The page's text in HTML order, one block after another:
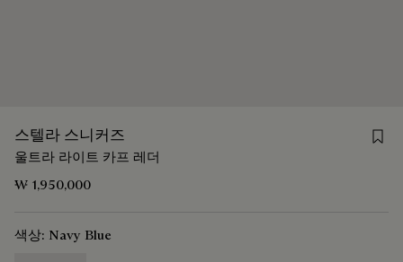
스텔라 스니커즈
울트라 라이트 카프 레더
₩ 1,950,000
색상: Navy Blue